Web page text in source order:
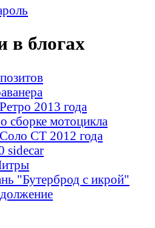
в блогах
2013 года
сборке мотоцикла
СТ 2012 года
sidecar
"Бутерброд с икрой"